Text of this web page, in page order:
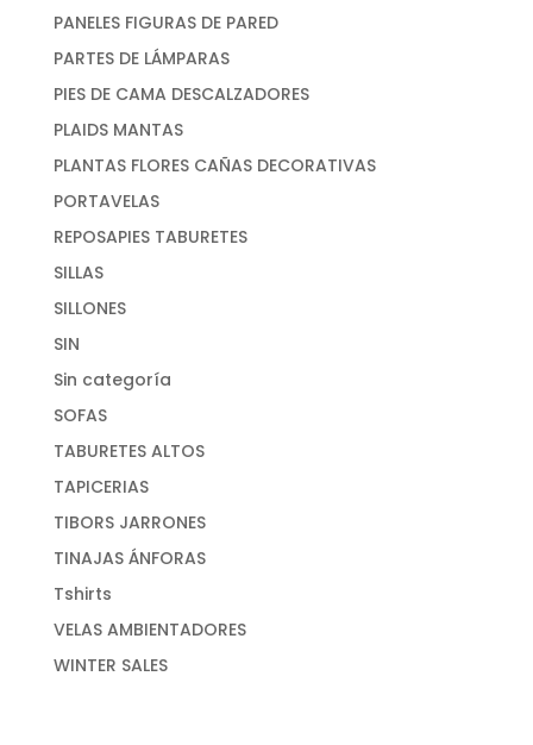
PANELES FIGURAS DE PARED
PARTES DE LÁMPARAS
PIES DE CAMA DESCALZADORES
PLAIDS MANTAS
PLANTAS FLORES CAÑAS DECORATIVAS
PORTAVELAS
REPOSAPIES TABURETES
SILLAS
SILLONES
SIN
Sin categoría
SOFAS
TABURETES ALTOS
TAPICERIAS
TIBORS JARRONES
TINAJAS ÁNFORAS
Tshirts
VELAS AMBIENTADORES
WINTER SALES